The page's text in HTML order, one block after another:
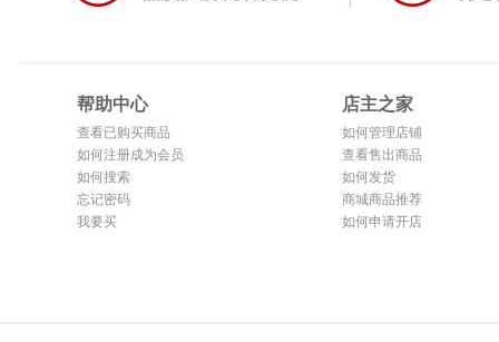
帮助中心
查看已购买商品
如何注册成为会员
如何搜索
忘记密码
我要买
店主之家
如何管理店铺
查看售出商品
如何发货
商城商品推荐
如何申请开店